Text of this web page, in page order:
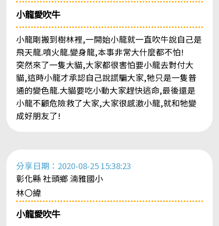
小龍愛吹牛
小龍剛搬到樹林裡,一開始小龍就一直吹牛說自己是
飛天龍.噴火龍.變身龍,本事非常大什麼都不怕!
突然來了一隻大貓,大家都很害怕要小龍去對付大
貓,這時小龍才承認自己說謊騙大家,牠只是一隻普
通的變色龍.大貓要吃小動大家趕快逃命,最後還是
小龍不顧危險救了大家,大家很感激小龍,就和牠變
成好朋友了!
分享日期：2020-08-25 15:38:23
彰化縣 社頭鄉 湳雅國小
林〇緯
小龍愛吹牛